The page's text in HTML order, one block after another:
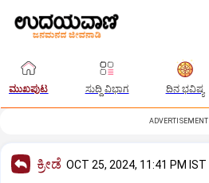
ಮುಖಪುಟ ಸುದ್ದಿ ವಿಭಾಗ ದಿನ ಭವಿಷ್ಯ
ADVERTISEMENT
ಕ್ರೀಡೆ OCT 25, 2024, 11:41 PM IST